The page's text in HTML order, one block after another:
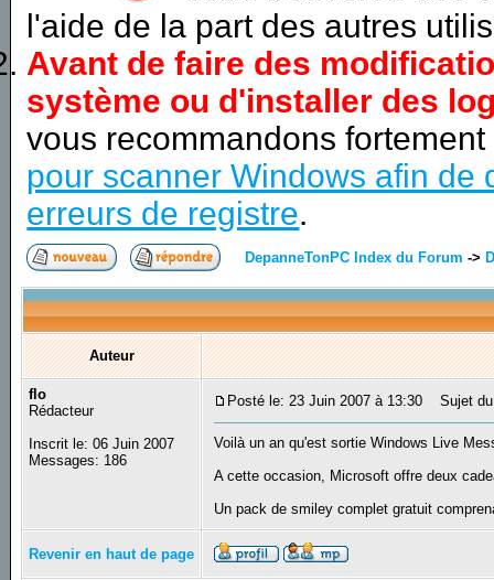
l'aide de la part des autres
Avant de faire des
système ou d'installer des
vous recommandons
pour scanner Windows afin de
erreurs de registre.
DepanneTonPC Index du Forum ->
Auteur
flo
Rédacteur
Inscrit le: 06 Juin 2007
Messages: 186
Posté le: 23 Juin 2007 à 13:30 Sujet du
Voilà un an qu'est sortie Windows Live
A cette occasion, Microsoft offre deux
Un pack de smiley complet gratuit
Revenir en haut de page